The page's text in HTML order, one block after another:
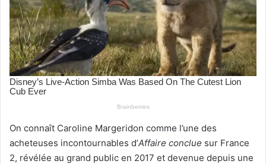
On connaît Caroline Margeridon comme l’une des
acheteuses incontournables d’Affaire conclue sur France
2, révélée au grand public en 2017 et devenue depuis une